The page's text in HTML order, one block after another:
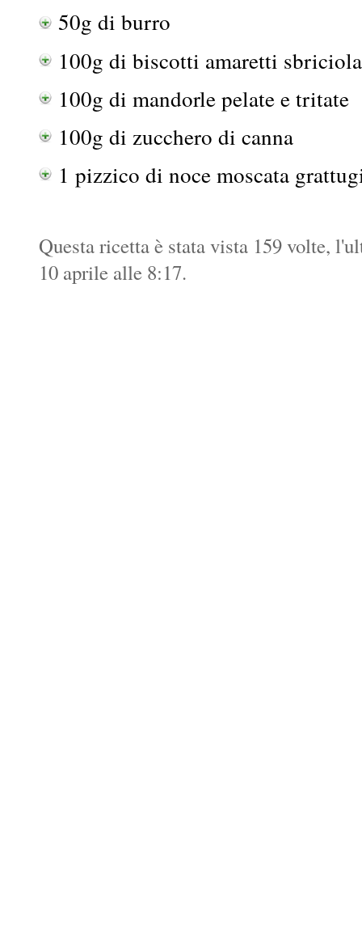
50g di burro
100g di biscotti amaretti
100g di mandorle pelate e tritate
100g di zucchero di canna
1 pizzico di noce moscata
Questa ricetta è stata vista 159 volte,
10 aprile alle 8:17.